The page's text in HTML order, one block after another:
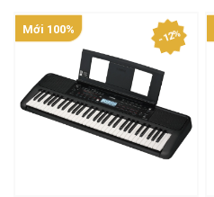
- 12%
Mới 100%